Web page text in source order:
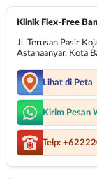
Klinik Flex-Free
Jl. Terusan Pasir
Astanaanyar, Kota
Lihat di Peta
Kirim Pesan
Telp: